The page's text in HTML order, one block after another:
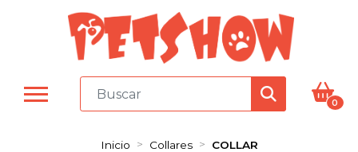
0
Inicio Collares COLLAR